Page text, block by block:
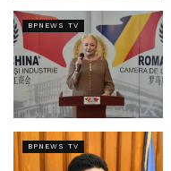
BPNEWS TV
BPNEWS TV